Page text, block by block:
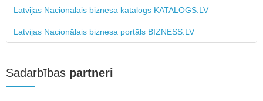
Latvijas Nacionālais biznesa katalogs KATALOGS.LV
Latvijas Nacionālais biznesa portāls BIZNESS.LV
Sadarbības partneri